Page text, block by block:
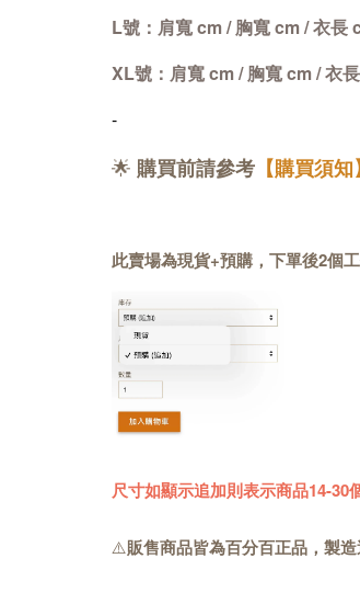
L號：肩寬 cm/胸寬 cm/衣長
XL號：肩寬 cm/胸寬 cm/衣
-
🌟 購買前請參考 【購買須知
此賣場為現貨+預購，下單後2個
尺寸如顯示追加則表示商品14-30
⚠️販售商品皆為百分百正品，製